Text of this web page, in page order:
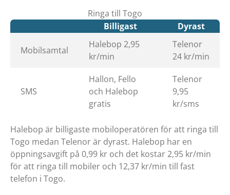
Ringa till Togo
Billigast
Dyrast
Mobilsamtal
Halebop 2,95
kr/min
Telenor
24 kr/min
SMS
Hallon, Fello
och Halebop
gratis
Telenor
9,95
kr/sms
Halebop är billigaste mobiloperatören för att ringa till
Togo medan Telenor är dyrast. Halebop har en
öppningsavgift på 0,99 kr och det kostar 2,95 kr/min
för att ringa till mobiler och 12,37 kr/min till fast
telefon i Togo.